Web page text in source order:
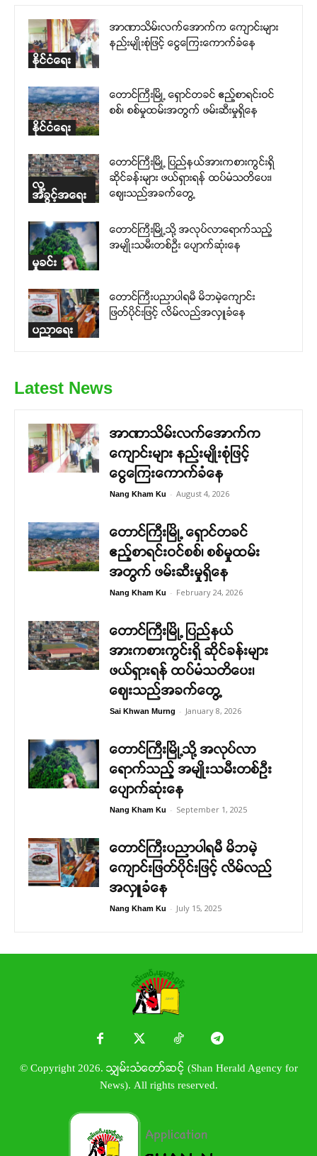
နိုင်ငံရေး
အာဏာသိမ်းလက်အောက်က ကျောင်းများ
နည်းမျိုးစုံဖြင့် ငွေကြေးကောက်ခံနေ
နိုင်ငံရေး
တောင်ကြီးမြို့ ရှောင်တခင် ဧည့်စာရင်းဝင်
စစ်၊ စစ်မှုထမ်းအတွက် ဖမ်းဆီးမှုရှိနေ
လူ့
အခွင့်အရေး
တောင်ကြီးမြို့ ပြည်နယ်အားကစားကွင်းရှိ
ဆိုင်ခန်းများ ဖယ်ရှားရန် ထပ်မံသတိပေး၊
ဈေးသည်အခက်တွေ့
မှုခင်း
တောင်ကြီးမြို့သို့ အလုပ်လာရောက်သည့်
အမျိုးသမီးတစ်ဉီး ပျောက်ဆုံးနေ
ပညာရေး
တောင်ကြီးပညာပါရမီ မိဘမဲ့ကျောင်း
ဖြတ်ပိုင်းဖြင့် လိမ်လည်အလှူခံနေ
Latest News
အာဏာသိမ်းလက်အောက်က
ကျောင်းများ နည်းမျိုးစုံဖြင့်
ငွေကြေးကောက်ခံနေ
Nang Kham Ku - August 4, 2026
တောင်ကြီးမြို့ ရှောင်တခင်
ဧည့်စာရင်းဝင်စစ်၊ စစ်မှုထမ်း
အတွက် ဖမ်းဆီးမှုရှိနေ
Nang Kham Ku - February 24, 2026
တောင်ကြီးမြို့ ပြည်နယ်
အားကစားကွင်းရှိ ဆိုင်ခန်းများ
ဖယ်ရှားရန် ထပ်မံသတိပေး၊
ဈေးသည်အခက်တွေ့
Sai Khwan Murng - January 8, 2026
တောင်ကြီးမြို့သို့ အလုပ်လာ
ရောက်သည့် အမျိုးသမီးတစ်ဉီး
ပျောက်ဆုံးနေ
Nang Kham Ku - September 1, 2025
တောင်ကြီးပညာပါရမီ မိဘမဲ့
ကျောင်းဖြတ်ပိုင်းဖြင့် လိမ်လည်
အလှူခံနေ
Nang Kham Ku - July 15, 2025
© Copyright 2026. သျှမ်းသံတော်ဆင့် (Shan Herald Agency for
News). All rights reserved.